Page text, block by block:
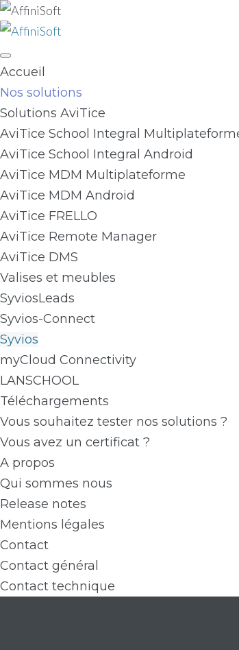
Skip
to
content
Accueil
Nos solutions
Solutions AviTice
AviTice School Integral
AviTice School Integral Android
AviTice MDM Multiplateforme
AviTice MDM Android
AviTice FRELLO
AviTice Remote Manager
AviTice DMS
Valises et meubles
SyviosLeads
Syvios-Connect
Syvios
myCloud Connectivity
LANSCHOOL
Téléchargements
Vous souhaitez tester nos solutions ?
Vous avez un certificat ?
A propos
Qui sommes nous
Release notes
Mentions légales
Contact
Contact général
Contact technique